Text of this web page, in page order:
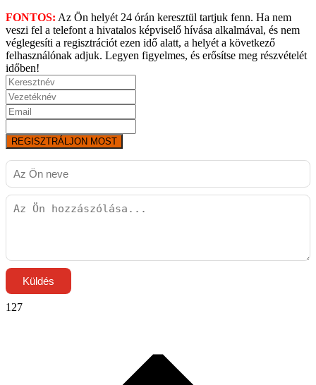
FONTOS: Az Ön helyét 24 órán keresztül tartjuk fenn. Ha nem
veszi fel a telefont a hivatalos képviselő hívása alkalmával, és nem
véglegesíti a regisztrációt ezen idő alatt, a helyét a következő
felhasználónak adjuk. Legyen figyelmes, és erősítse meg részvételét
időben!
REGISZTRÁLJON MOST
Küldés
127